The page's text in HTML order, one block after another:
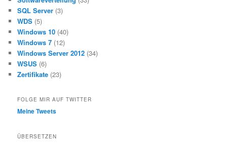
SQL Server (3)
WDS (5)
Windows 10 (40)
Windows 7 (12)
Windows Server 2012 (34)
WSUS (6)
Zertifikate (23)
FOLGE MIR AUF TWITTER
Meine Tweets
ÜBERSETZEN